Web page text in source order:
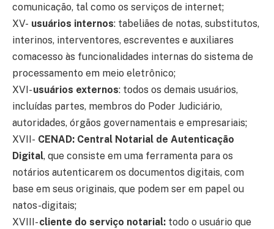
comunicação, tal como os serviços de internet;
XV- usuários internos: tabeliães de notas, substitutos,
interinos, interventores, escreventes e auxiliares
comacesso às funcionalidades internas do sistema de
processamento em meio eletrônico;
XVI-usuários externos: todos os demais usuários,
incluídas partes, membros do Poder Judiciário,
autoridades, órgãos governamentais e empresariais;
XVII- CENAD: Central Notarial de Autenticação
Digital, que consiste em uma ferramenta para os
notários autenticarem os documentos digitais, com
base em seus originais, que podem ser em papel ou
natos-digitais;
XVIII-cliente do serviço notarial: todo o usuário que